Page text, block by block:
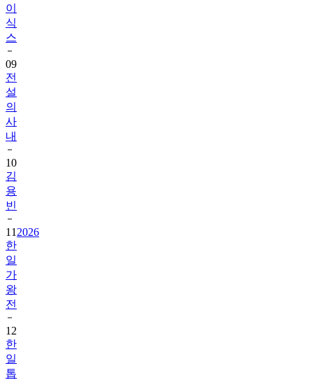
이
식
스
09
전
설
의
사
내
10
김
용
빈
11 2026
한
일
가
왕
전
12
한
일
톱